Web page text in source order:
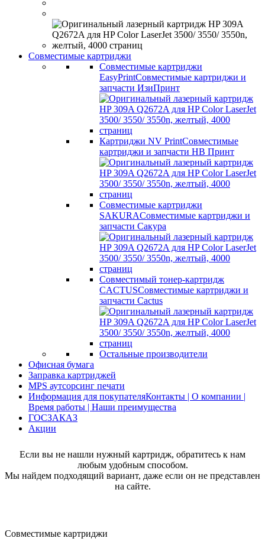
Совместимые картриджи
Совместимые картриджи
EasyPrintСовместимые картриджи и
запчасти ИзиПринт
Картриджи NV PrintСовместимые
картриджи и запчасти НВ Принт
Совместимые картриджи
SAKURAСовместимые картриджи и
запчасти Сакура
Совместимый тонер-картридж
CACTUSСовместимые картриджи и
запчасти Cactus
Остальные производители
Офисная бумага
Заправка картриджей
MPS аутсорсинг печати
Информация для покупателяКонтакты | О компании |
Время работы | Наши преимущества
ГОСЗАКАЗ
Акции
Если вы не нашли нужный картридж, обратитесь к нам
любым удобным способом.
Мы найдем подходящий вариант, даже если он не представлен
на сайте.
Совместимые картриджи